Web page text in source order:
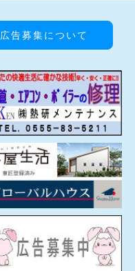
広告募集について